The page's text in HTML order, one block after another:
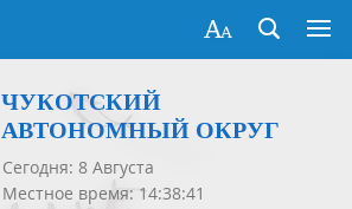
ЧУКОТСКИЙ
АВТОНОМНЫЙ ОКРУГ
Сегодня: 8 Августа
Местное время: 14:38:41